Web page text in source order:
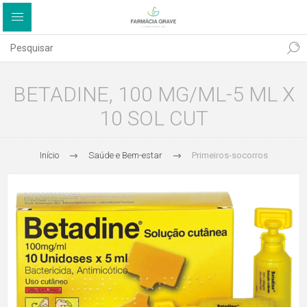
BETADINE, 100 MG/ML-5 ML X
10 SOL CUT
Início Saúde e Bem-estar Primeiros-socorros